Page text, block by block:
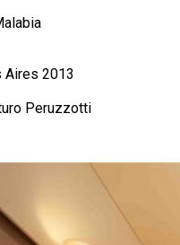
Aires 2013
Peruzzotti